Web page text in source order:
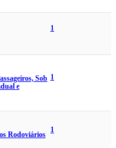
1
Sob
e
1
Rodoviários
1